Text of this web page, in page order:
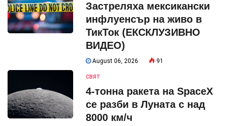
Застреляха мексикански
инфлуенсър на живо в
ТикТок (ЕКСКЛУЗИВНО
ВИДЕО)
August 06, 2026 91
СВЯТ
4-тонна ракета на SpaceX
се разби в Луната с над
8000 км/ч